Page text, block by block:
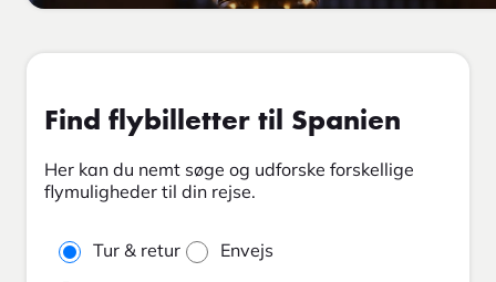
Find flybilletter til Spanien
Her kan du nemt søge og udforske forskellige
flymuligheder til din rejse.
Tur & retur Envejs